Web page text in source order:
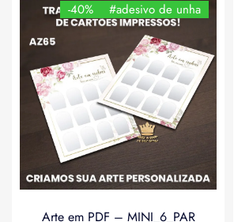
-40% #adesivo de unha
Arte em PDF – MINI_6_PAR